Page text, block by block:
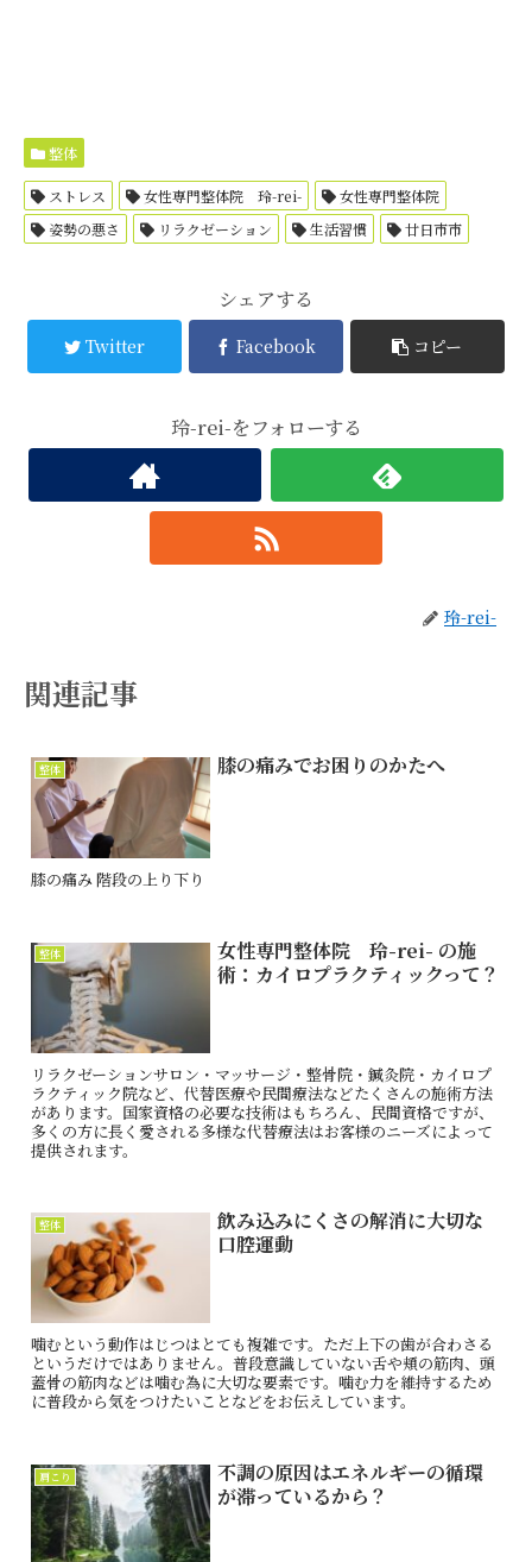
整体
ストレス 女性専門整体院 玲-rei-
女性専門整体院
姿勢の悪さ
リラクゼーション 生活習慣 廿日市市
シェアする
Twitter Facebook コピー
玲-rei-をフォローする
玲-rei-
関連記事
整体 膝の痛みでお困りのかたへ
膝の痛み 階段の上り下り
整体
女性専門整体院 玲-rei- の施
術：カイロプラクティックって？
リラクゼーションサロン・マッサージ・整骨院・鍼灸院・カイロプ
ラクティック院など、代替医療や民間療法などたくさんの施術方法
があります。国家資格の必要な技術はもちろん、民間資格ですが、
多くの方に長く愛される多様な代替療法はお客様のニーズによって
提供されます。
整体
飲み込みにくさの解消に大切な
口腔運動
噛むという動作はじつはとても複雑です。ただ上下の歯が合わさる
というだけではありません。普段意識していない舌や頬の筋肉、頭
蓋骨の筋肉などは噛む為に大切な要素です。噛む力を維持するため
に普段から気をつけたいことなどをお伝えしています。
肩こり
不調の原因はエネルギーの循環
が滞っているから？